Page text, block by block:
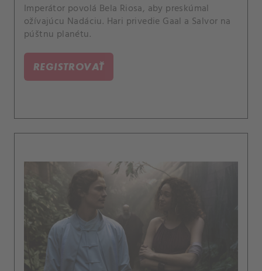
Imperátor povolá Bela Riosa, aby preskúmal
ožívajúcu Nadáciu. Hari privedie Gaal a Salvor na
púštnu planétu.
REGISTROVAŤ